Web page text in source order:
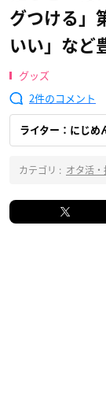
グつける」
いい」など
グッズ
2
ライター：にじめ
カテゴリ : オタ活